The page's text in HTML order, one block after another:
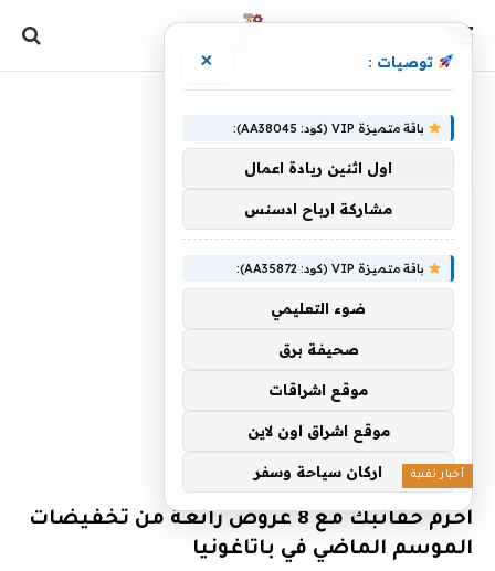
حقائبك
أخبار تقنية
احزم حقائبك مع 8 عروض رائعة من تخفيضات
الموسم الماضي في باتاغونيا
توصيات : ×
باقة متميزة VIP (كود: AA38045):
اول اثنين ريادة اعمال
مشاركة ارباح ادسنس
باقة متميزة VIP (كود: AA35872):
ضوء التعليمي
صحيفة برق
موقع اشراقات
موقع اشراق اون لاين
اركان سياحة وسفر